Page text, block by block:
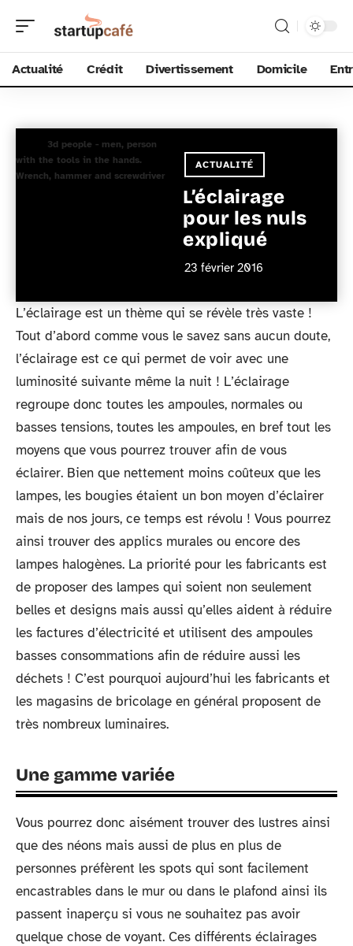
Actualité Crédit Divertissement Domicile
3d people - men, person
with the tools in the hands.
Wrench, hammer and screwdriver
ACTUALITÉ
L’éclairage
pour les nuls
expliqué
23 février 2016
L’éclairage est un thème qui se révèle très vaste !
Tout d’abord comme vous le savez sans aucun doute,
l’éclairage est ce qui permet de voir avec une
luminosité suivante même la nuit ! L’éclairage
regroupe donc toutes les ampoules, normales ou
basses tensions, toutes les ampoules, en bref tout les
moyens que vous pourrez trouver afin de vous
éclairer. Bien que nettement moins coûteux que les
lampes, les bougies étaient un bon moyen d’éclairer
mais de nos jours, ce temps est révolu ! Vous pourrez
ainsi trouver des applics murales ou encore des
lampes halogènes. La priorité pour les fabricants est
de proposer des lampes qui soient non seulement
belles et designs mais aussi qu’elles aident à réduire
les factures d’électricité et utilisent des ampoules
basses consommations afin de réduire aussi les
déchets ! C’est pourquoi aujourd’hui les fabricants et
les magasins de bricolage en général proposent de
très nombreux luminaires.
Une gamme variée
Vous pourrez donc aisément trouver des lustres ainsi
que des néons mais aussi de plus en plus de
personnes préfèrent les spots qui sont facilement
encastrables dans le mur ou dans le plafond ainsi ils
passent inaperçu si vous ne souhaitez pas avoir
quelque chose de voyant. Ces différents éclairages